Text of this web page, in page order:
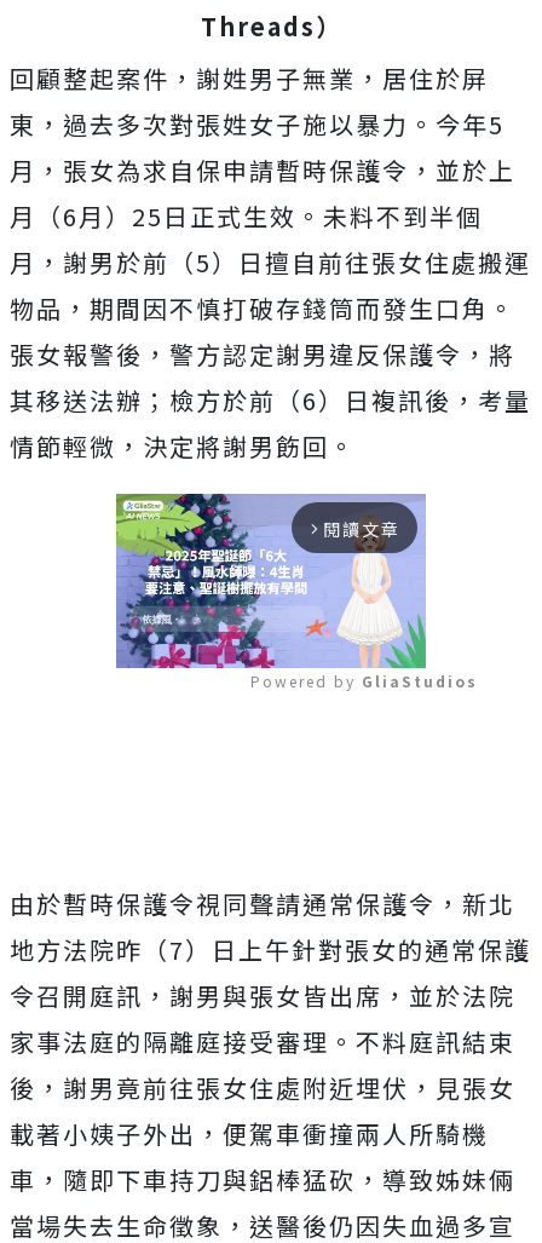
Threads）
回顧整起案件，謝姓男子無業，居住於屏
東，過去多次對張姓女子施以暴力。今年5
月，張女為求自保申請暫時保護令，並於上
月（6月）25日正式生效。未料不到半個
月，謝男於前（5）日擅自前往張女住處搬運
物品，期間因不慎打破存錢筒而發生口角。
張女報警後，警方認定謝男違反保護令，將
其移送法辦；檢方於前（6）日複訊後，考量
情節輕微，決定將謝男飭回。
arrow_forward_ios 閱讀文章
Powered by GliaStudios
由於暫時保護令視同聲請通常保護令，新北
地方法院昨（7）日上午針對張女的通常保護
令召開庭訊，謝男與張女皆出席，並於法院
家事法庭的隔離庭接受審理。不料庭訊結束
後，謝男竟前往張女住處附近埋伏，見張女
載著小姨子外出，便駕車衝撞兩人所騎機
車，隨即下車持刀與鋁棒猛砍，導致姊妹倆
當場失去生命徵象，送醫後仍因失血過多宣